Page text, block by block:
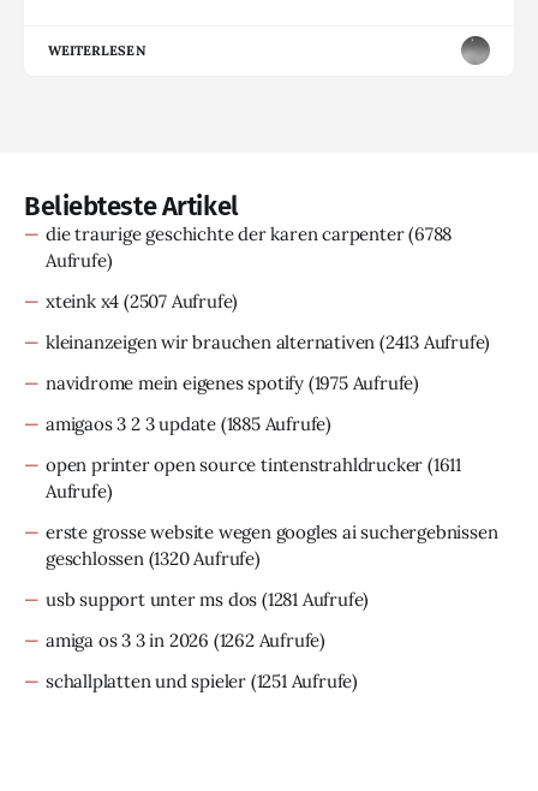
WEITERLESEN
Beliebteste Artikel
die traurige geschichte der karen carpenter(6788
Aufrufe)
xteink x4 (2507 Aufrufe)
kleinanzeigen wir brauchen alternativen (2413 Aufrufe)
navidrome mein eigenes spotify (1975 Aufrufe)
amigaos 3 2 3 update (1885 Aufrufe)
open printer open source tintenstrahldrucker (1611
Aufrufe)
erste grosse website wegen googles ai suchergebnissen
geschlossen (1320 Aufrufe)
usb support unter ms dos (1281 Aufrufe)
amiga os 3 3 in 2026 (1262 Aufrufe)
schallplatten und spieler (1251 Aufrufe)